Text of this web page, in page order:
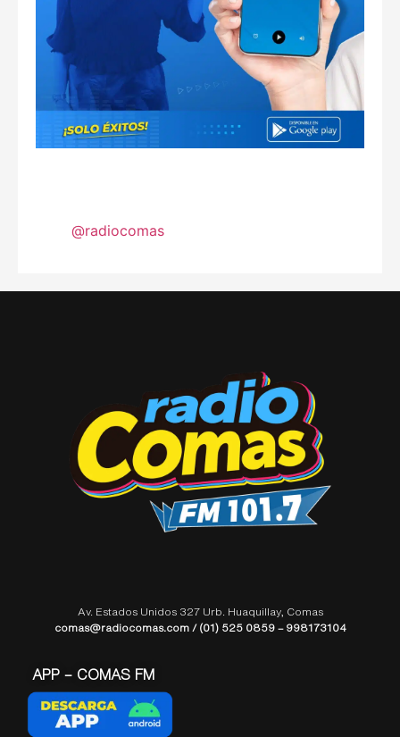
@radiocomas
Av. Estados Unidos 327 Urb. Huaquillay, Comas
comas@radiocomas.com / (01) 525 0859 – 998173104
APP – COMAS FM